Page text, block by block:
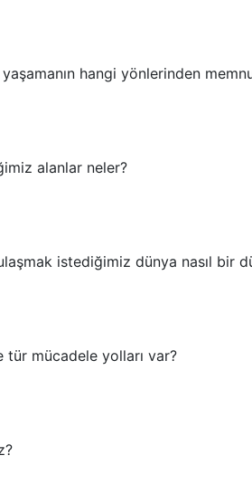
hangi yönlerinden
alanlar neler?
istediğimiz dünya nasıl bir
tür mücadele yolları var?